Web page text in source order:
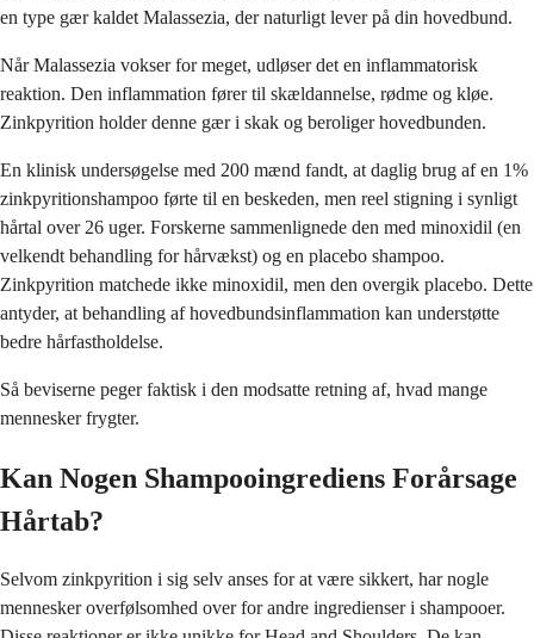
en type gær kaldet Malassezia, der naturligt lever på din hovedbund.
Når Malassezia vokser for meget, udløser det en inflammatorisk
reaktion. Den inflammation fører til skældannelse, rødme og kløe.
Zinkpyrition holder denne gær i skak og beroliger hovedbunden.
En klinisk undersøgelse med 200 mænd fandt, at daglig brug af en 1%
zinkpyritionshampoo førte til en beskeden, men reel stigning i synligt
hårtal over 26 uger. Forskerne sammenlignede den med minoxidil (en
velkendt behandling for hårvækst) og en placebo shampoo.
Zinkpyrition matchede ikke minoxidil, men den overgik placebo. Dette
antyder, at behandling af hovedbundsinflammation kan understøtte
bedre hårfastholdelse.
Så beviserne peger faktisk i den modsatte retning af, hvad mange
mennesker frygter.
Kan Nogen Shampooingrediens Forårsage
Hårtab?
Selvom zinkpyrition i sig selv anses for at være sikkert, har nogle
mennesker overfølsomhed over for andre ingredienser i shampooer.